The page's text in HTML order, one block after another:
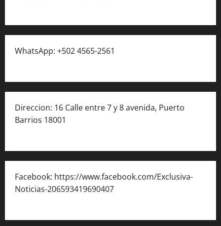
WhatsApp: +502 4565-2561
Direccion: 16 Calle entre 7 y 8 avenida, Puerto
Barrios 18001
Facebook: https://www.facebook.com/Exclusiva-
Noticias-206593419690407